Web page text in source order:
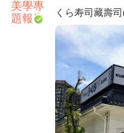
くら寿司藏壽